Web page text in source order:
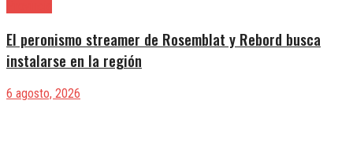
El peronismo streamer de Rosemblat y Rebord busca
instalarse en la región
6 agosto, 2026